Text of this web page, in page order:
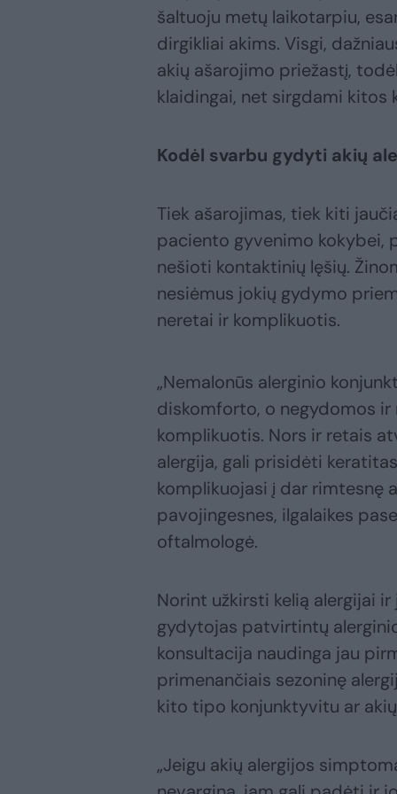
šaltuoju metų laikotarpiu,
dirgikliai akims. Visgi,
akių ašarojimo priežastį,
klaidingai, net sirgdami kitos
Kodėl svarbu gydyti akių
Tiek ašarojimas, tiek kiti
paciento gyvenimo kokybei,
nešioti kontaktinių lęšių.
nesiėmus jokių gydymo
neretai ir komplikuotis.
„Nemalonūs alerginio
diskomforto, o negydomos ir
komplikuotis. Nors ir retais
alergija, gali prisidėti
komplikuojasi į dar rimtesnę
pavojingesnes, ilgalaikes
oftalmologė.
Norint užkirsti kelią alergijai
gydytojas patvirtintų
konsultacija naudinga jau
primenančiais sezoninę
kito tipo konjunktyvitu ar
„Jeigu akių alergijos